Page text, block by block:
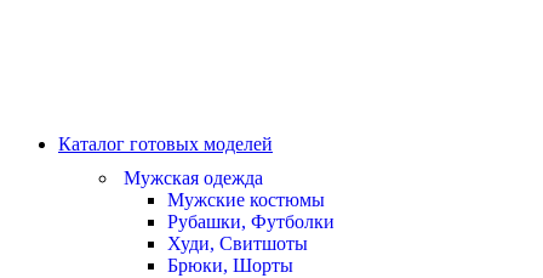
Каталог готовых моделей
Мужская одежда
Мужские костюмы
Рубашки, Футболки
Худи, Свитшоты
Брюки, Шорты